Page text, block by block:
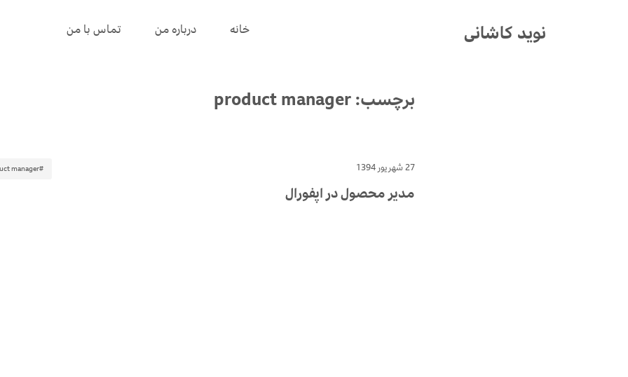
نوید کاشانی خانه درباره من تماس با من
برچسب:product manager
27 شهریور 1394
مدیر محصول در اپفورال
#product manager